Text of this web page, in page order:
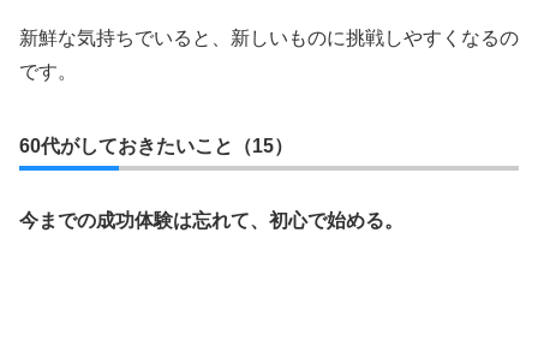
新鮮な気持ちでいると、新しいものに挑戦しやすくなるの
です。
60代がしておきたいこと（15）
今までの成功体験は忘れて、初心で始める。